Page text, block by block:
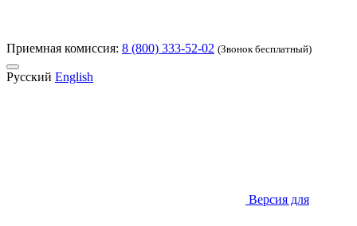
Приемная комиссия: 8 (800) 333-52-02 (Звонок бесплатный)
Русский English
Версия для